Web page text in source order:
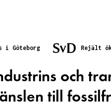
i Göteborg Rejält
och
till